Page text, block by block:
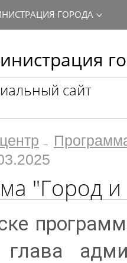
сайт
ГОРОДА
"Город